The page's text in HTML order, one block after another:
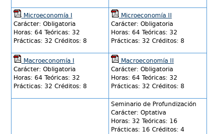
Microeconomía I
Carácter: Obligatoria
Horas: 64 Teóricas: 32
Prácticas: 32 Créditos: 8
Microeconomía II
Carácter: Obligatoria
Horas: 64 Teóricas: 32
Prácticas: 32 Créditos: 8
Macroeconomía I
Carácter: Obligatoria
Horas: 64 Teóricas: 32
Prácticas: 32 Créditos: 8
Macroeconomía II
Carácter: Obligatoria
Horas: 64 Teóricas: 32
Prácticas: 32 Créditos: 8
Seminario de Profundización
Carácter: Optativa
Horas: 32 Teóricas: 16
Prácticas: 16 Créditos: 4